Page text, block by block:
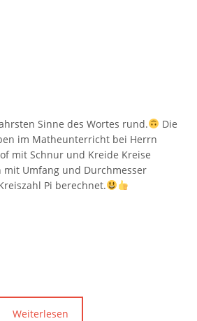
Sinne des Wortes rund.
Die
im Matheunterricht bei Herrn
mit Schnur und Kreide Kreise
Umfang und Durchmesser
Pi berechnet.
Weiterlesen